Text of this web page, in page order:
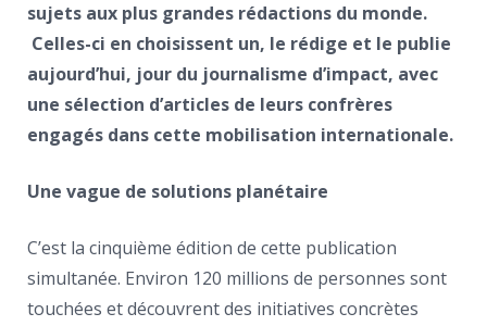
sujets aux plus grandes rédactions du monde.
Celles-ci en choisissent un, le rédige et le publie
aujourd’hui, jour du journalisme d’impact, avec
une sélection d’articles de leurs confrères
engagés dans cette mobilisation internationale.
Une vague de solutions planétaire
C’est la cinquième édition de cette publication
simultanée. Environ 120 millions de personnes sont
touchées et découvrent des initiatives concrètes